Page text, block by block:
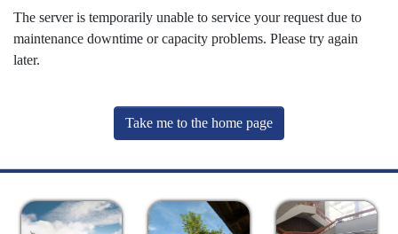
The server is temporarily unable to service your request due to
maintenance downtime or capacity problems. Please try again
later.
Take me to the home page